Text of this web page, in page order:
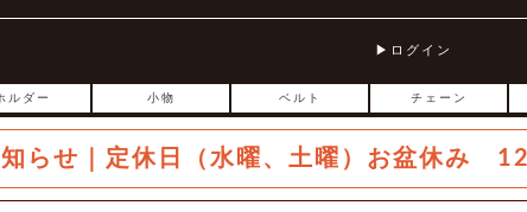
ログイン
ルダー 小物 ベルト チェーン
らせ｜定休日（水曜、土曜）お盆休み